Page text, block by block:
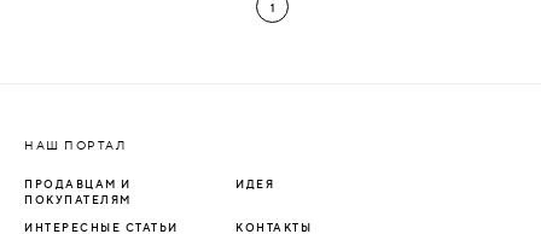
1
НАШ ПОРТАЛ
ПРОДАВЦАМ И
ПОКУПАТЕЛЯМ
ИДЕЯ
ИНТЕРЕСНЫЕ СТАТЬИ КОНТАКТЫ